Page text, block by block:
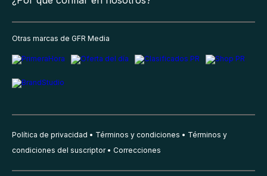
Otras marcas de GFR Media
Política de privacidad Términos y condiciones
Términos y
condiciones del suscriptor
Correcciones